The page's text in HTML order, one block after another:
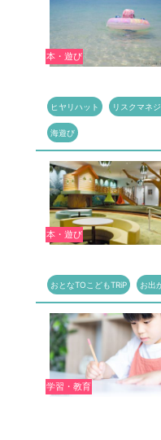
本・遊び
ヒヤリハット リスクマネ
海遊び
本・遊び
おとなTOこどもTRiP お出
学習・教育